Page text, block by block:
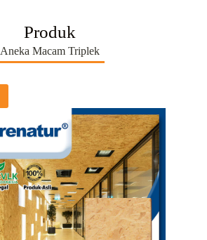
Produk
Aneka Macam Triplek